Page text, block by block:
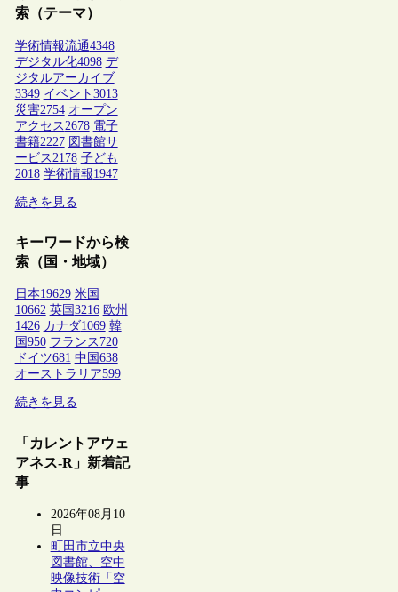
索（テーマ）
学術情報流通4348
デジタル化4098 デ
ジタルアーカイブ
3349 イベント 3013
災害2754 オープン
アクセス 2678 電子
書籍2227 図書館サ
ービス 2178 子ども
2018 学術情報1947
続きを見る
キーワードから検
索（国・地域）
日本19629 米国
10662 英国 3216 欧州
1426 カナダ1069 韓
国 950 フランス 720
ドイツ681 中国 638
オーストラリア599
続きを見る
「カレントアウェ
アネス-R」新着記
事
2026年08月10
日
町田市立中央
図書館、空中
映像技術「空